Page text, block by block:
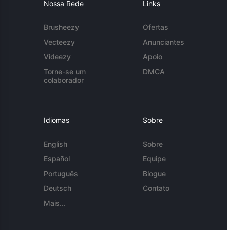
Nossa Rede
Brusheezy
Vecteezy
Videezy
Torne-se um
colaborador
Links
Ofertas
Anunciantes
Apoio
DMCA
Idiomas
English
Español
Português
Deutsch
Mais...
Sobre
Sobre
Equipe
Blogue
Contato